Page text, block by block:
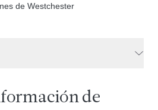
de Westchester
de